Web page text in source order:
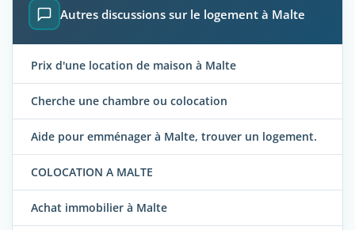
Autres discussions sur le logement à Malte
Prix d'une location de maison à Malte
Cherche une chambre ou colocation
Aide pour emménager à Malte, trouver un logement.
COLOCATION A MALTE
Achat immobilier à Malte